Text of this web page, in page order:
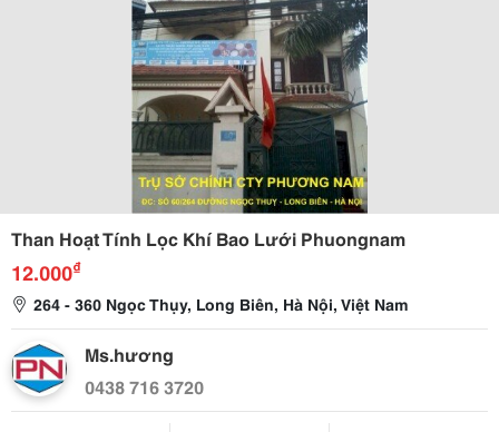
Than Hoạt Tính Lọc Khí Bao Lưới Phuongnam
12.000₫
264 - 360 Ngọc Thụy, Long Biên, Hà Nội, Việt Nam
Ms.hương
0438 716 3720